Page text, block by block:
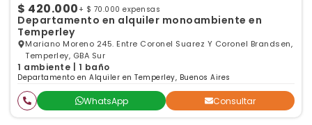
$ 420.000 + $ 70.000 expensas
Departamento en alquiler monoambiente en
Temperley
Mariano Moreno 245. Entre Coronel Suarez Y Coronel Brandsen,
Temperley, GBA Sur
1 ambiente | 1 baño
Departamento en Alquiler en Temperley, Buenos Aires
WhatsApp Consultar